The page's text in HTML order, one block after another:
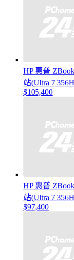
HP 惠普
站(Ultra 7
$105,400
HP 惠普
站(Ultra 7
$97,400